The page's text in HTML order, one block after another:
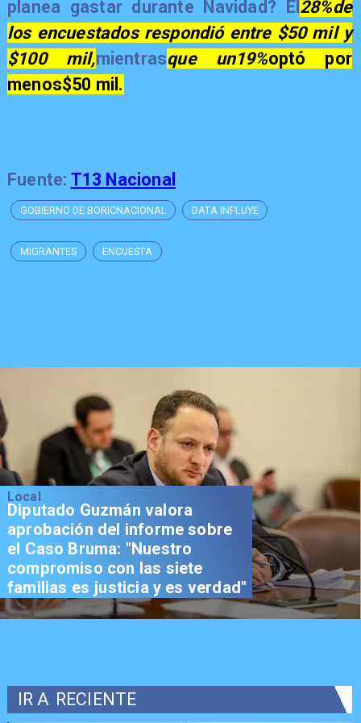
planea gastar durante Navidad? El 28%de
los encuestados respondió entre $50 mil y
$100 mil,mientrasque un19%optó por
menos$50 mil.
Fuente: T13 Nacional
GOBIERNO DE BORICNACIONAL DATA INFLUYE
MIGRANTES ENCUESTA
Local
Diputado Guzmán valora
aprobación del informe sobre
el Caso Bruma: "Nuestro
compromiso con las siete
familias es justicia y es verdad"
IR A RECIENTE